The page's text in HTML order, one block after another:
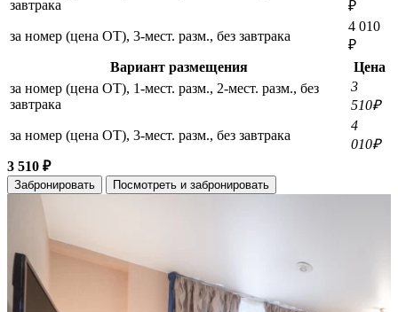
завтрака
₽
за номер (цена ОТ), 3-мест. разм., без завтрака
4 010
₽
Вариант размещения
Цена
за номер (цена ОТ), 1-мест. разм., 2-мест. разм., без
завтрака
3
510₽
за номер (цена ОТ), 3-мест. разм., без завтрака
4
010₽
3 510 ₽
Забронировать Посмотреть и забронировать